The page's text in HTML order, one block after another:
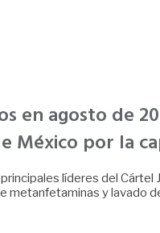
en agosto de
México por la
líderes del Cártel
metanfetaminas y lavado